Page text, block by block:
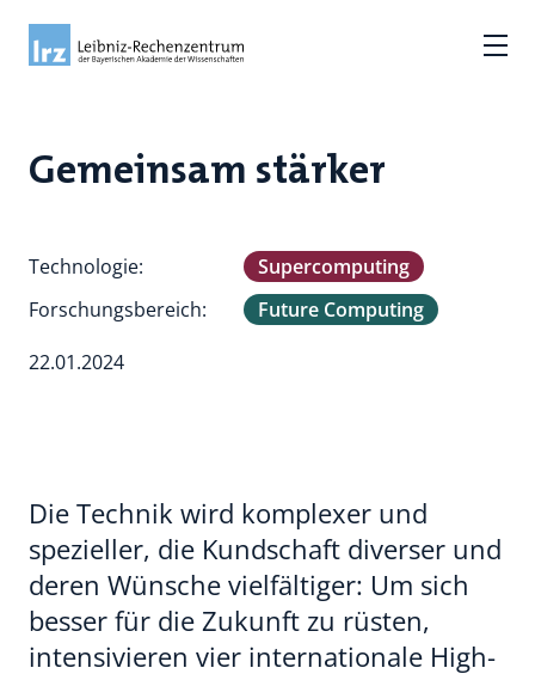
Gemeinsam stärker
Technologie:
Supercomputing
Forschungsbereich:
Future Computing
22.01.2024
Die Technik wird komplexer und
spezieller, die Kundschaft diverser und
deren Wünsche vielfältiger: Um sich
besser für die Zukunft zu rüsten,
intensivieren vier internationale High-